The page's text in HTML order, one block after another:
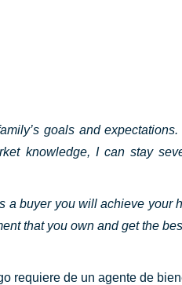
goals and
knowledge, I can stay
a buyer you will achieve your
that you own and get the
requiere de un agente de